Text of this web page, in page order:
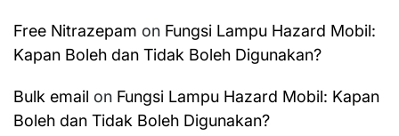
Free Nitrazepam on Fungsi Lampu Hazard Mobil:
Kapan Boleh dan Tidak Boleh Digunakan?
Bulk email on Fungsi Lampu Hazard Mobil: Kapan
Boleh dan Tidak Boleh Digunakan?